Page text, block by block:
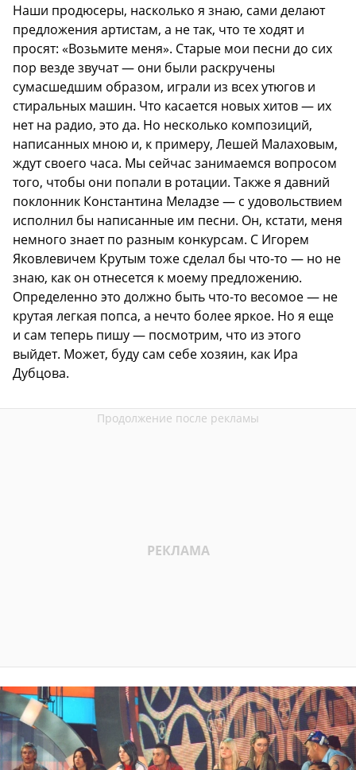
Наши продюсеры, насколько я знаю, сами делают
предложения артистам, а не так, что те ходят и
просят: «Возьмите меня». Старые мои песни до сих
пор везде звучат — они были раскручены
сумасшедшим образом, играли из всех утюгов и
стиральных машин. Что касается новых хитов — их
нет на радио, это да. Но несколько композиций,
написанных мною и, к примеру, Лешей Малаховым,
ждут своего часа. Мы сейчас занимаемся вопросом
того, чтобы они попали в ротации. Также я давний
поклонник Константина Меладзе — с удовольствием
исполнил бы написанные им песни. Он, кстати, меня
немного знает по разным конкурсам. С Игорем
Яковлевичем Крутым тоже сделал бы что-то — но не
знаю, как он отнесется к моему предложению.
Определенно это должно быть что-то весомое — не
крутая легкая попса, а нечто более яркое. Но я еще
и сам теперь пишу — посмотрим, что из этого
выйдет. Может, буду сам себе хозяин, как Ира
Дубцова.